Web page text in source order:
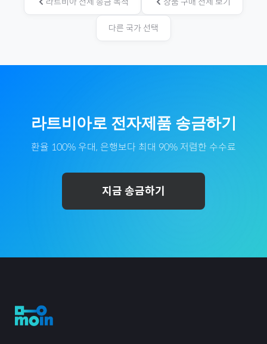
다른 국가 선택
라트비아로 전자제품 송금하기
환율 100% 우대, 은행보다 최대 90% 저렴한 수수료
지금 송금하기